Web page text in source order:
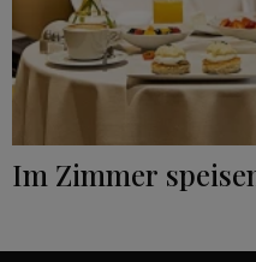
Im Zimmer